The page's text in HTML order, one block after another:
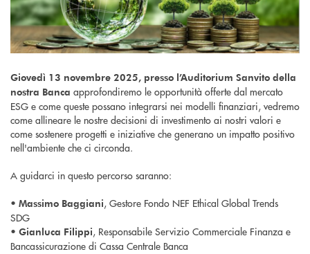
Giovedì 13 novembre 2025, presso l’Auditorium Sanvito della
nostra Banca approfondiremo le opportunità offerte dal mercato
ESG e come queste possano integrarsi nei modelli finanziari, vedremo
come allineare le nostre decisioni di investimento ai nostri valori e
come sostenere progetti e iniziative che generano un impatto positivo
nell'ambiente che ci circonda.
A guidarci in questo percorso saranno:
• Massimo Baggiani, Gestore Fondo NEF Ethical Global Trends
SDG
• Gianluca Filippi, Responsabile Servizio Commerciale Finanza e
Bancassicurazione di Cassa Centrale Banca